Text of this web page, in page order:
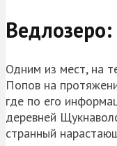
Одним из мест, на
Попов на
где по его
деревней
странный